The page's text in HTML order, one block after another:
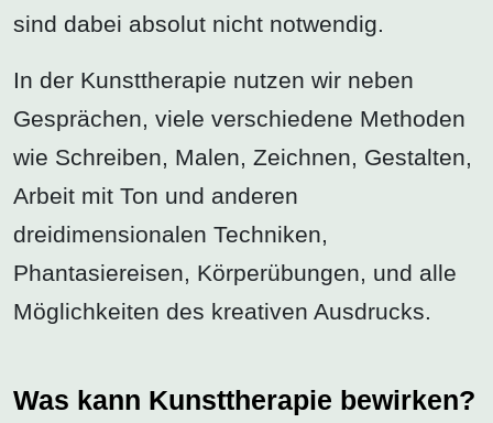
sind dabei absolut nicht notwendig.
In der Kunsttherapie nutzen wir neben
Gesprächen, viele verschiedene Methoden
wie Schreiben, Malen, Zeichnen, Gestalten,
Arbeit mit Ton und anderen
dreidimensionalen Techniken,
Phantasiereisen, Körperübungen, und alle
Möglichkeiten des kreativen Ausdrucks.
Was kann Kunsttherapie bewirken?